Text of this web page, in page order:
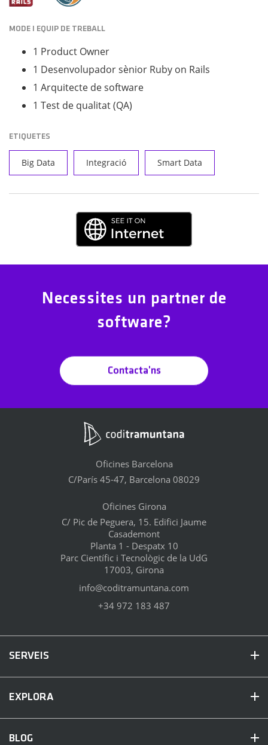
MODE I EQUIP DE TREBALL
1 Product Owner
1 Desenvolupador sènior Ruby on Rails
1 Arquitecte de software
1 Test de qualitat (QA)
ETIQUETES
Big Data Integració Smart Data
Necessites un partner de
software?
Contacta'ns
Oficines Barcelona
C/París 45-47, Barcelona 08029
Oficines Girona
C/ Pic de Peguera, 15. Edifici Jaume
Casademont
Planta 1 - Despatx 10
Parc Científic i Tecnològic de la UdG
17003, Girona
info@coditramuntana.com
+34 972 183 487
SERVEIS
EXPLORA
BLOG